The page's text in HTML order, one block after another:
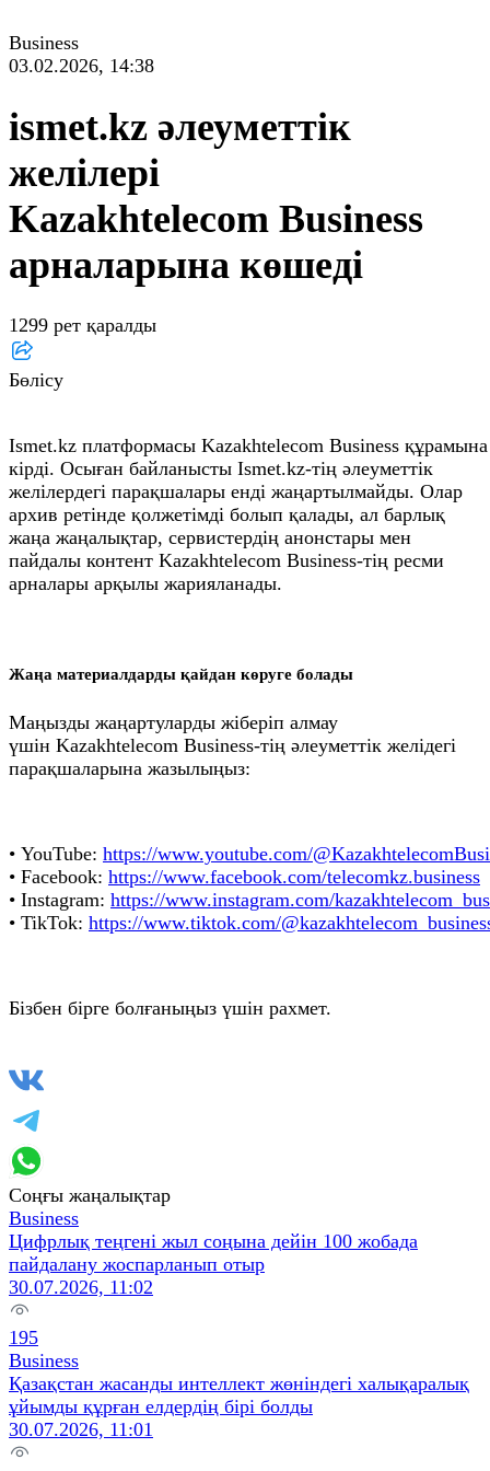
Business
03.02.2026, 14:38
ismet.kz әлеуметтік
желілері
Kazakhtelecom Business
арналарына көшеді
1299 рет қаралды
Бөлісу
Ismet.kz платформасы Kazakhtelecom Business құрамына
кірді. Осыған байланысты Ismet.kz-тің әлеуметтік
желілердегі парақшалары енді жаңартылмайды. Олар
архив ретінде қолжетімді болып қалады, ал барлық
жаңа жаңалықтар, сервистердің анонстары мен
пайдалы контент Kazakhtelecom Business-тің ресми
арналары арқылы жарияланады.
Жаңа материалдарды қайдан көруге болады
Маңызды жаңартуларды жіберіп алмау
үшін Kazakhtelecom Business-тің әлеуметтік желідегі
парақшаларына жазылыңыз:
• YouTube: https://www.youtube.com/
• Facebook: https://www.facebook.com/telecomkz.business
• Instagram: https://www.instagram.com/
• TikTok: https://www.tiktok.com/
Бізбен бірге болғаныңыз үшін рахмет.
Соңғы жаңалықтар
Business
Цифрлық теңгені жыл соңына дейін 100 жобада
пайдалану жоспарланып отыр
30.07.2026, 11:02
195
Business
Қазақстан жасанды интеллект жөніндегі халықаралық
ұйымды құрған елдердің бірі болды
30.07.2026, 11:01